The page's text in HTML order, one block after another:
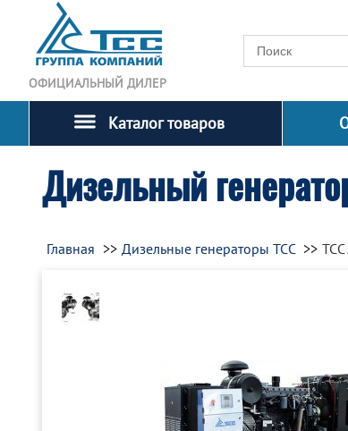
ОФИЦИАЛЬНЫЙ ДИЛЕР
Каталог товаров
Дизельный
Главная Дизельные генераторы ТСС